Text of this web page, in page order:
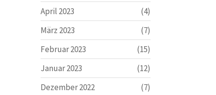
April 2023
(4)
März 2023
(7)
Februar 2023
(15)
Januar 2023
(12)
Dezember 2022
(7)